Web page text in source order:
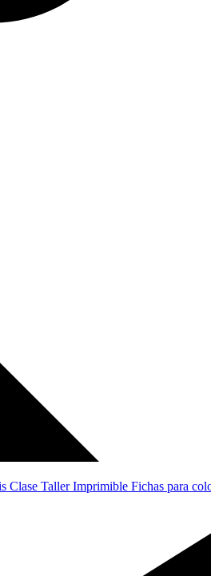
Clase TallerImprimible Fichas para